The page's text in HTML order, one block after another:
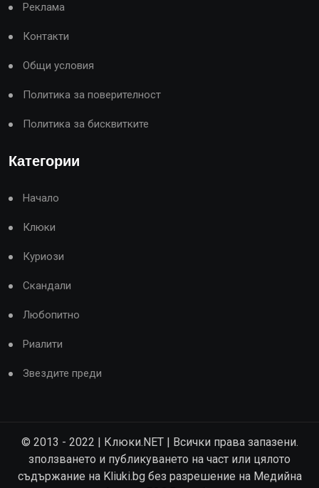
Реклама
Контакти
Общи условия
Политика за поверителност
Политика за бисквитките
Категории
Начало
Клюки
Куриози
Скандали
Любопитно
Риалити
Звездите преди
© 2013 - 2022 | Клюки.NET | Всички права запазени.
зползването и публикуването на част или цялото
съдържание на Kliuki.bg без разрешение на Медийна